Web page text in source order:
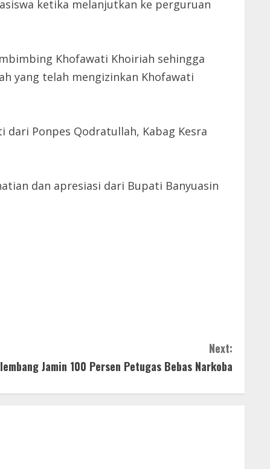
ketika melanjutkan ke perguruan
Khofawati Khoiriah sehingga
yang telah mengizinkan Khofawati
Ponpes Qodratullah, Kabag Kesra
dan apresiasi dari Bupati Banyuasin
Next:
Jamin 100 Persen Petugas Bebas Narkoba